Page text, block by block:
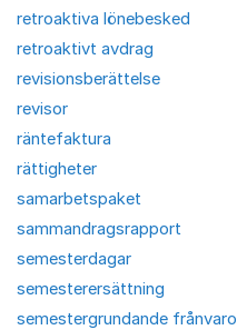
retroaktiva lönebesked
retroaktivt avdrag
revisionsberättelse
revisor
räntefaktura
rättigheter
samarbetspaket
sammandragsrapport
semesterdagar
semesterersättning
semestergrundande frånvaro